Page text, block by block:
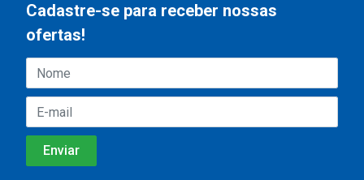
Cadastre-se para receber nossas
ofertas!